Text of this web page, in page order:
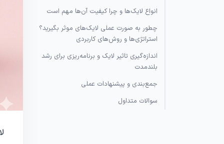
انواع لایک‌ها و چرا کیفیت آن‌ها مهم است
چطور به صورت عملی لایک‌های موثر بگیرید؟
استراتژی‌ها و روش‌های کاربردی
اندازه‌گیری تاثیر لایک و برنامه‌ریزی برای رشد
بلندمدت
جمع‌بندی و پیشنهادات عملی
سوالات متداول